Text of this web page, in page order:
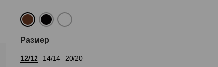
Размер
12/12 14/14 20/20